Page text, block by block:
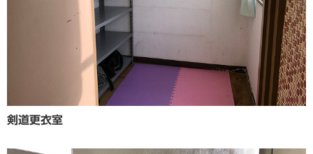
剣道更衣室